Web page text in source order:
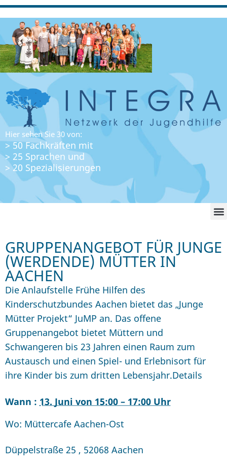
Hier sehen Sie 30 von:
> 50 Fachkräften mit
> 25 Sprachen und
> 20 Spezialisierungen
GRUPPENANGEBOT FÜR JUNGE
(WERDENDE) MÜTTER IN
AACHEN
Die Anlaufstelle Frühe Hilfen des
Kinderschutzbundes Aachen bietet das „Junge
Mütter Projekt“ JuMP an. Das offene
Gruppenangebot bietet Müttern und
Schwangeren bis 23 Jahren einen Raum zum
Austausch und einen Spiel- und Erlebnisort für
ihre Kinder bis zum dritten Lebensjahr.Details
Wann : 13. Juni von 15:00 – 17:00 Uhr
Wo: Müttercafe Aachen-Ost
Düppelstraße 25 , 52068 Aachen